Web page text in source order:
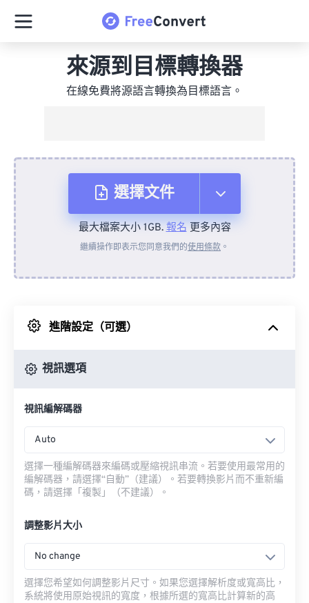
來源到目標轉換器
在線免費將源語言轉換為目標語言。
選擇文件
來自裝置
來自 Google 雲端硬碟
最大檔案大小 1GB.報名更多內容
繼續操作即表示您同意我們的使用條款 。
進階設定（可選）
視訊選項
視訊編解碼器
Auto
選擇一種編解碼器來編碼或壓縮視訊串流。若要使用最常用的
編解碼器，請選擇“自動”（建議）。若要轉換影片而不重新編
碼，請選擇「複製」（不建議）。
調整影片大小
No change
選擇您希望如何調整影片尺寸。如果您選擇解析度或寬高比，
系統將使用原始視訊的寬度，根據所選的寬高比計算新的高